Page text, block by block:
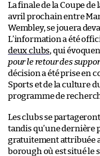
La finale de la Coupe de
avril prochain entre
Wembley, se jouera
L’information a été
deux clubs, qui
pour le retour des
décision a été prise en
Sports et de la culture
programme de
Les clubs se
tandis qu’une dernière
gratuitement attribuée
borough où est situé le